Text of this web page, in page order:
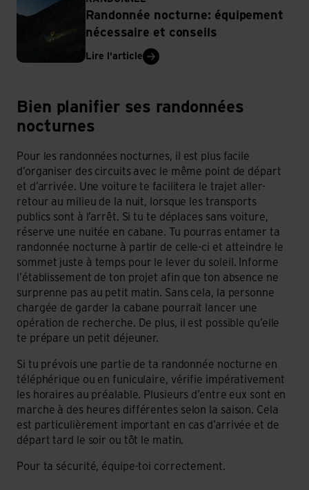
Randonnée nocturne: équipement
nécessaire et conseils
Lire l'article
Bien planifier ses randonnées
nocturnes
Pour les randonnées nocturnes, il est plus facile
d’organiser des circuits avec le même point de départ
et d’arrivée. Une voiture te facilitera le trajet aller-
retour au milieu de la nuit, lorsque les transports
publics sont à l’arrêt. Si tu te déplaces sans voiture,
réserve une nuitée en cabane. Tu pourras entamer ta
randonnée nocturne à partir de celle-ci et atteindre le
sommet juste à temps pour le lever du soleil. Informe
l’établissement de ton projet afin que ton absence ne
surprenne pas au petit matin. Sans cela, la personne
chargée de garder la cabane pourrait lancer une
opération de recherche. De plus, il est possible qu’elle
te prépare un petit déjeuner.
Si tu prévois une partie de ta randonnée nocturne en
téléphérique ou en funiculaire, vérifie impérativement
les horaires au préalable. Plusieurs d’entre eux sont en
marche à des heures différentes selon la saison. Cela
est particulièrement important en cas d’arrivée et de
départ tard le soir ou tôt le matin.
Pour ta sécurité, équipe-toi correctement.